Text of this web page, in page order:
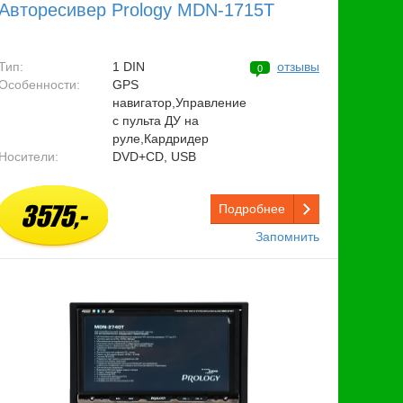
Prology MDN-1715T
1 DIN
GPS
навигатор,Управление
с пульта ДУ на
руле,Кардридер
DVD+CD, USB
0 отзывы
3575,-
Подробнее
Запомнить